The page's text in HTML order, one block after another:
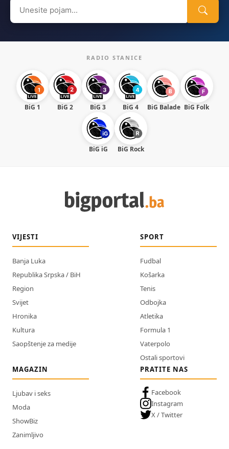
Search
for:
RADIO STANICE
BiG 1 BiG 2 BiG 3 BiG 4 BiG Balade BiG Folk
BiG iG BiG Rock
VIJESTI
Banja Luka
Republika Srpska / BiH
Region
Svijet
Hronika
Kultura
Saopštenje za medije
SPORT
Fudbal
Košarka
Tenis
Odbojka
Atletika
Formula 1
Vaterpolo
Ostali sportovi
MAGAZIN
Ljubav i seks
Moda
ShowBiz
Zanimljivo
PRATITE NAS
Facebook
Instagram
X / Twitter